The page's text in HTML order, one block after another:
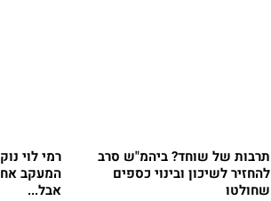
תרבות של שוחד? ביהמ"ש סרב
להחזיר לשיכון ובינוי כספים
שחולטו
רמי לוי
המעקב
אבל...